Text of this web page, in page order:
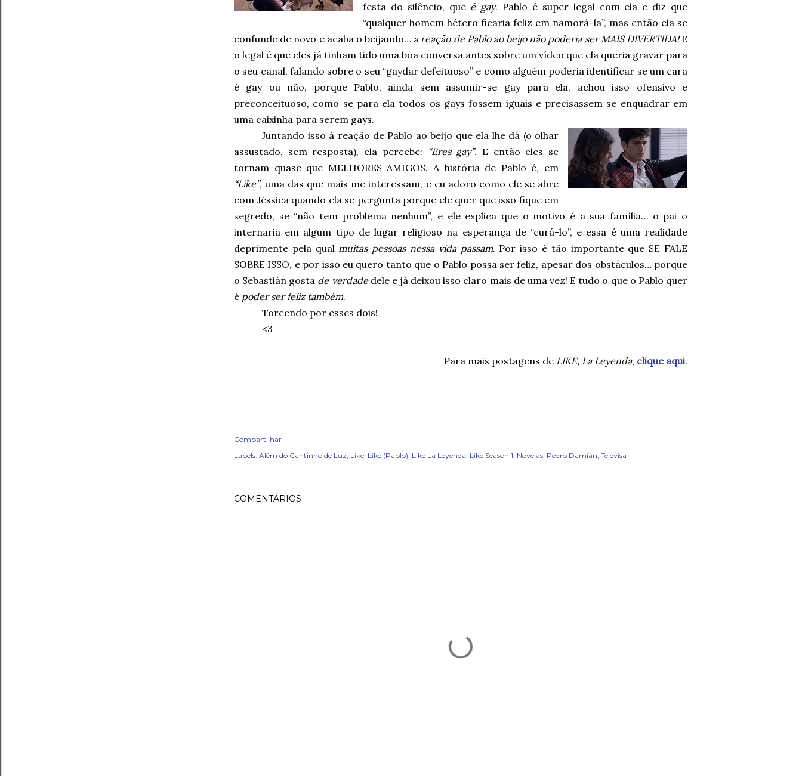
festa do silêncio, que é gay. Pablo é super legal com ela e diz que
“qualquer homem hétero ficaria feliz em namorá-la”, mas então ela se
confunde de novo e acaba o beijando… a reação de Pablo ao beijo não poderia ser MAIS DIVERTIDA!E
o legal é que eles já tinham tido uma boa conversa antes sobre um vídeo que ela queria gravar para
o seu canal, falando sobre o seu “gaydar defeituoso” e como alguém poderia identificar se um cara
é gay ou não, porque Pablo, ainda sem assumir-se gay para ela, achou isso ofensivo e
preconceituoso, como se para ela todos os gays fossem iguais e precisassem se enquadrar em
uma caixinha para serem gays.
Juntando isso à reação de Pablo ao beijo que ela lhe dá (o olhar
assustado, sem resposta), ela percebe:
“Eres gay”. E então eles se
tornam quase que MELHORES AMIGOS. A história de Pablo é, em
“Like”, uma das que mais me interessam, e eu adoro como ele se abre
com Jéssica quando ela se pergunta porque ele quer que isso fique em
segredo, se “não tem problema nenhum”, e ele explica que o motivo é a sua família… o pai o
internaria em algum tipo de lugar religioso na esperança de “curá-lo”, e essa é uma realidade
deprimente pela qualmuitas pessoas nessa vida passam. Por isso é tão importante que SE FALE
SOBRE ISSO, e por isso eu quero tanto que o Pablo possa ser feliz, apesar dos obstáculos… porque
o Sebastián gosta de verdadedele e já deixou isso claro mais de uma vez! E tudo o que o Pablo quer
é poder ser feliz também.
Torcendo por esses dois!
<3
Para mais postagens de LIKE, La Leyenda, clique aqui.
Compartilhar
Labels: Além do Cantinho de Luz Like Like (Pablo) Like La Leyenda Like Season 1 Novelas Pedro Damián Televisa
COMENTÁRIOS